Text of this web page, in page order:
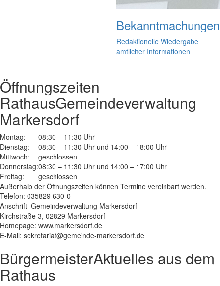
Bekanntmachungen
Redaktionelle Wiedergabe
amtlicher Informationen
Öffnungszeiten
RathausGemeindeverwaltung
Markersdorf
Montag:
08:30 – 11:30 Uhr
Dienstag:
08:30 – 11:30 Uhr und 14:00 – 18:00 Uhr
Mittwoch:
geschlossen
Donnerstag:08:30 – 11:30 Uhr und 14:00 – 17:00 Uhr
Freitag:
geschlossen
Außerhalb der Öffnungszeiten können Termine vereinbart werden.
Telefon: 035829 630-0
Anschrift: Gemeindeverwaltung Markersdorf,
Kirchstraße 3, 02829 Markersdorf
Homepage: www.markersdorf.de
E-Mail: sekretariat@gemeinde-markersdorf.de
BürgermeisterAktuelles aus dem
Rathaus